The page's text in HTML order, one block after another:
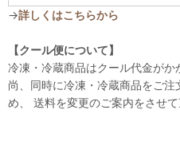
→詳しくはこちらから
【クール便について】
冷凍・冷蔵商品はクール代金がか
尚、同時に冷凍・冷蔵商品をご
め、 送料を変更のご案内をさせて